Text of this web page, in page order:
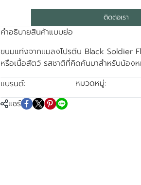
ติดต่อเรา
คำอธิบายสินค้าแบบย่อ
ขนมแท่งจากแมลงโปรตีน Black Soldier
หรือเนื้อสัตว์ รสชาติที่คิดค้นมาสำหรับน้องห
แบรนด์:
หมวดหมู่:
แชร์